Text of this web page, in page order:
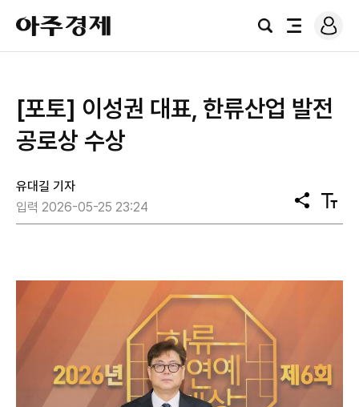
아
주
경
검
전
로
그
[포토] 이성권 대표, 한류산업 발전
공로상 수상
유대길 기자
입력 2026-05-25 23:24
공
유
텍
스